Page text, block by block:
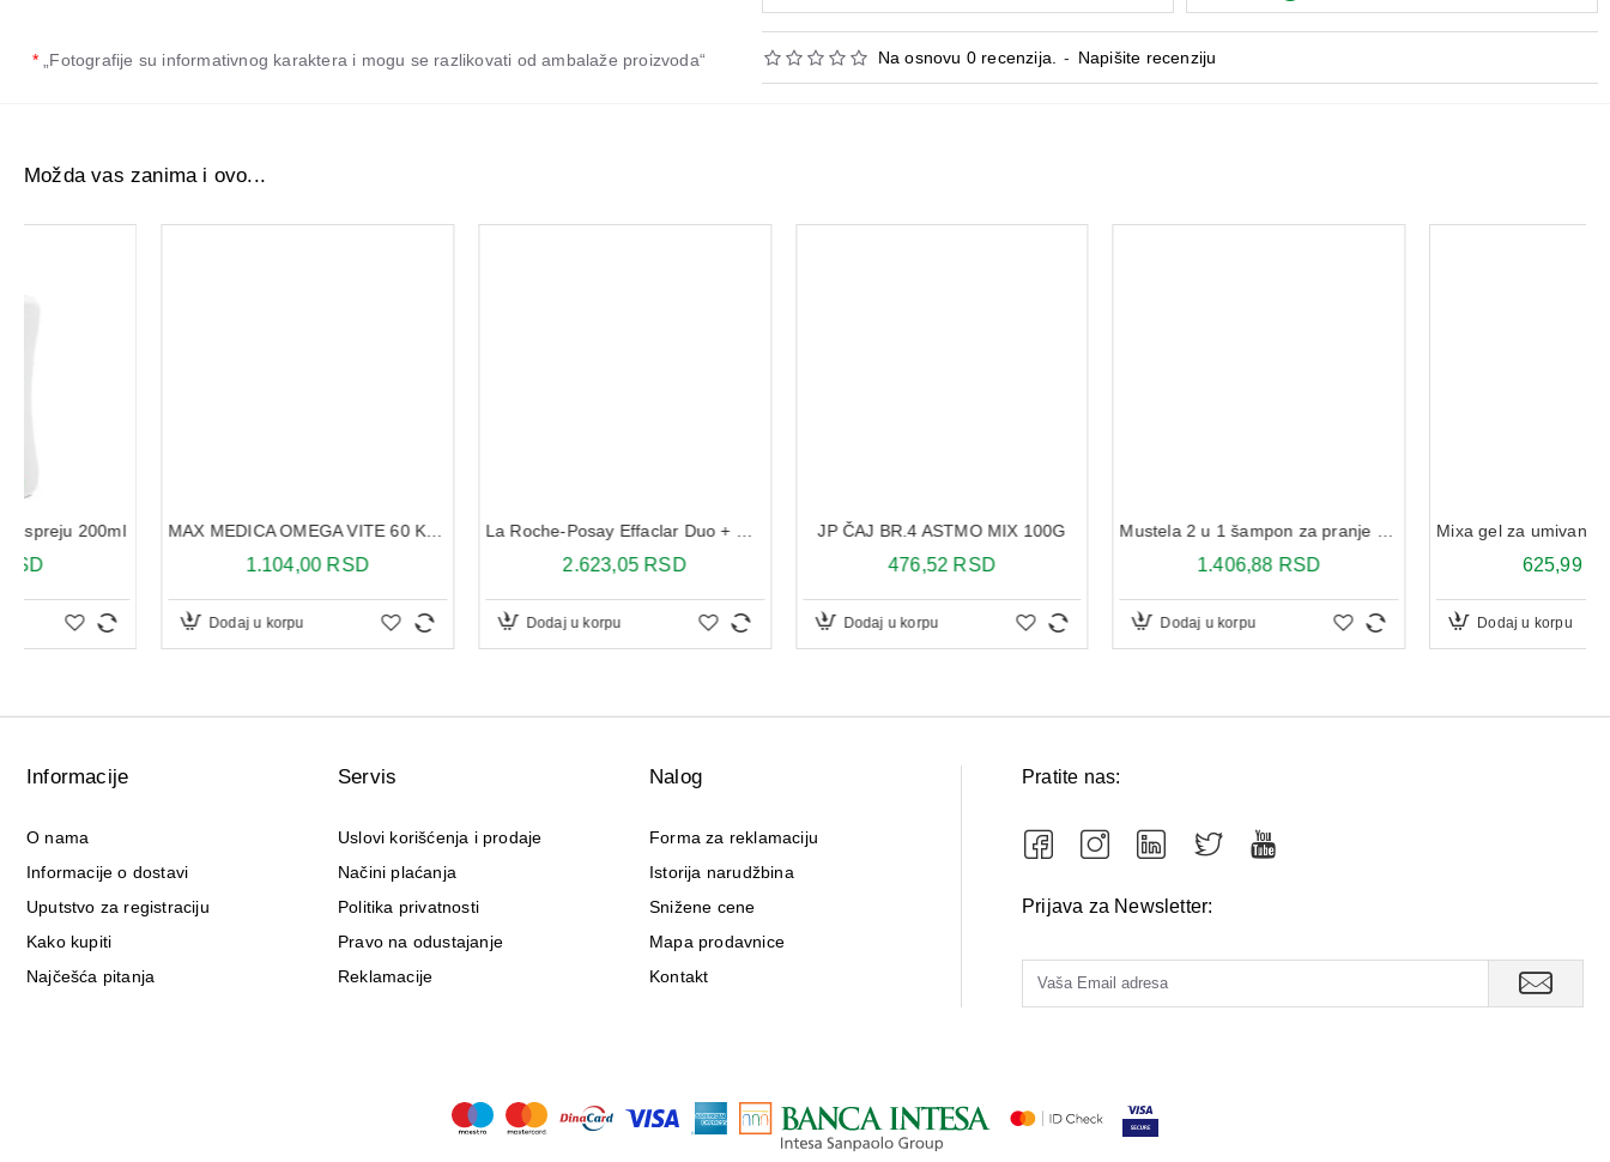
*„Fotografije su informativnog karaktera i mogu se razlikovati od ambalaže proizvoda“ Na osnovu 0 recenzija. - Napišite recenziju
Možda vas zanima i ovo...
MAX MEDICA OMEGA VITE 60 KAPSULA
Dodaj u korpu
La Roche-Posay Effaclar Duo + Unifiant tonirana krema Light 40 ml
Dodaj u korpu
JP ČAJ BR.4 ASTMO MIX 100G
Dodaj u korpu
Mustela 2 u 1 šampon za pranje kose i tela 200 ml
Dodaj u korpu
Mixa gel za umivanje sa vitaminom C 150 ml
Dodaj u korpu
Informacije
O nama
Informacije o dostavi
Uputstvo za registraciju
Kako kupiti
Najčešća pitanja
Servis
Uslovi korišćenja i prodaje
Načini plaćanja
Politika privatnosti
Pravo na odustajanje
Reklamacije
Nalog
Forma za reklamaciju
Istorija narudžbina
Snižene cene
Mapa prodavnice
Kontakt
Pratite nas:
Prijava za Newsletter: